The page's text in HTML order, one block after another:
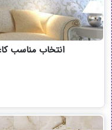
انتخاب مناسب